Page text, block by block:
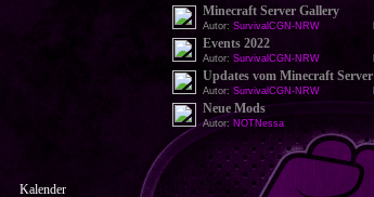
Minecraft Server Gallery
Autor: SurvivalCGN-NRW
Events 2022
Autor: SurvivalCGN-NRW
Updates vom Minecraft Server
Autor: SurvivalCGN-NRW
Neue Mods
Autor: NOTNessa
Kalender